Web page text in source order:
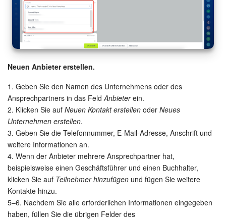
Neuen Anbieter erstellen.
1. Geben Sie den Namen des Unternehmens oder des
Ansprechpartners in das FeldAnbieterein.
2. Klicken Sie auf Neuen Kontakt erstellen oder Neues
Unternehmen erstellen.
3. Geben Sie die Telefonnummer, E-Mail-Adresse, Anschrift und
weitere Informationen an.
4. Wenn der Anbieter mehrere Ansprechpartner hat,
beispielsweise einen Geschäftsführer und einen Buchhalter,
klicken Sie auf Teilnehmer hinzufügen und fügen Sie weitere
Kontakte hinzu.
5–6. Nachdem Sie alle erforderlichen Informationen eingegeben
haben, füllen Sie die übrigen Felder des